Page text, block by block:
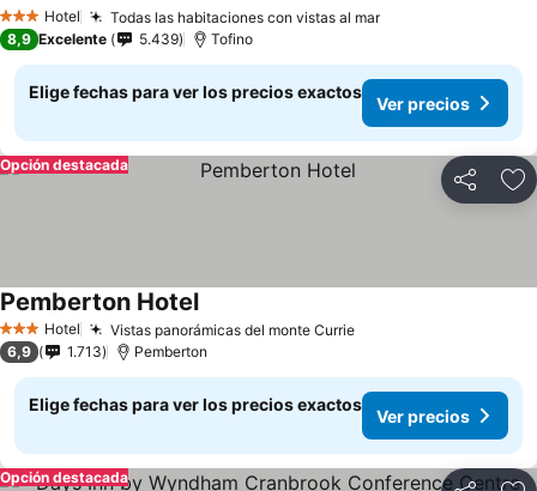
3 Estrellas
Hotel Todas las habitaciones con vistas al mar
8,9 Excelente 5.439 Tofino
Elige fechas para ver los precios exactos
Ver precios
Compartir
Opción destacada
3 Estrellas
Hotel Vistas panorámicas del monte Currie
Pemberton Hotel
6,9 1.713 Pemberton
Elige fechas para ver los precios exactos
Ver precios
Opción destacada